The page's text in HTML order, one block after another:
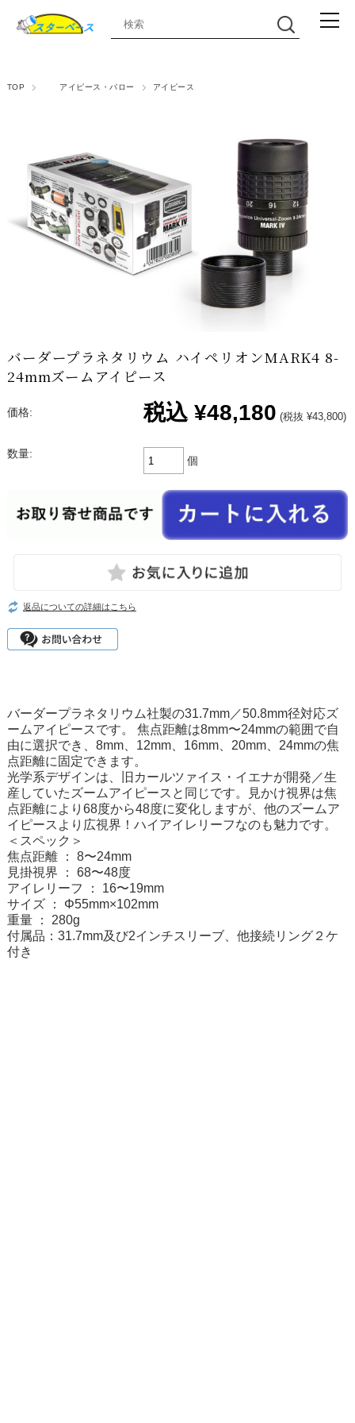
TOP アイピース・バロー アイピース
バーダープラネタリウム ハイペリオンMARK4 8-
24mmズームアイピース
価格: 税込 ¥48,180 (税抜 ¥43,800)
数量:
個
返品についての詳細はこちら
バーダープラネタリウム社製の31.7mm／50.8mm径対応ズ
ームアイピースです。 焦点距離は8mm〜24mmの範囲で自
由に選択でき、8mm、12mm、16mm、20mm、24mmの焦
点距離に固定できます。
光学系デザインは、旧カールツァイス・イエナが開発／生
産していたズームアイピースと同じです。見かけ視界は焦
点距離により68度から48度に変化しますが、他のズームア
イピースより広視界！ハイアイレリーフなのも魅力です。
＜スペック＞
焦点距離 ： 8〜24mm
見掛視界 ： 68〜48度
アイレリーフ ： 16〜19mm
サイズ ： Φ55mm×102mm
重量 ： 280g
付属品：31.7mm及び2インチスリーブ、他接続リング２ケ
付き